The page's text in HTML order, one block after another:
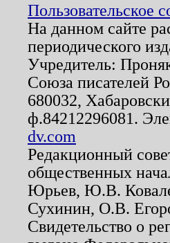
Пользовательское
На данном сайте
периодического
Учредитель:
Союза писателей
680032,
ф.84212296081.
dv.com
Редакционный
общественных
Юрьев, Ю.В.
Сухинин, О.В.
Свидетельство о